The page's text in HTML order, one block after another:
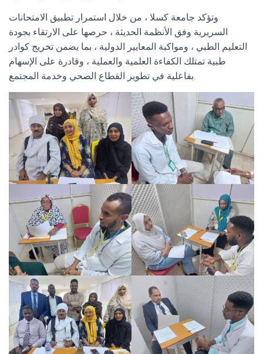
وتؤكد جامعة كسلا ، من خلال استمرار تطبيق الامتحانات
السريرية وفق الأنظمة الحديثة ، حرصها على الارتقاء بجودة
التعليم الطبي ، ومواكبة المعايير الدولية ، بما يضمن تخريج كوادر
طبية تمتلك الكفاءة العلمية والعملية ، وقادرة على الإسهام
بفاعلية في تطوير القطاع الصحي وخدمة المجتمع.